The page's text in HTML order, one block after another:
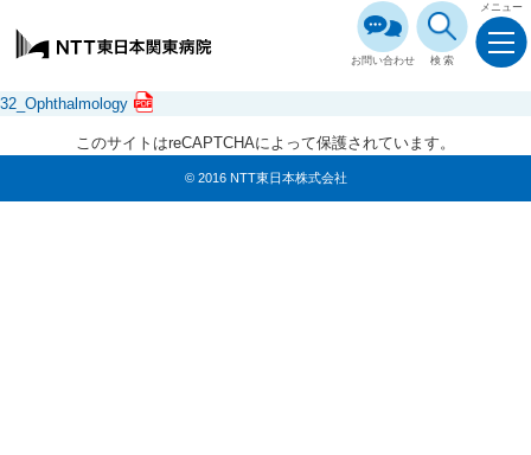
お問い合わせ 検索
メニュー
32_Ophthalmology
このサイトはreCAPTCHAによって保護されています。
© 2016 NTT東日本株式会社